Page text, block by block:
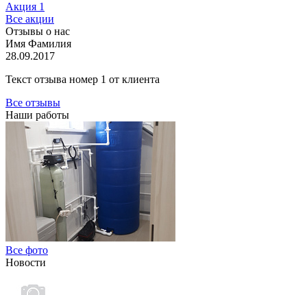
Акция 1
Все акции
Отзывы о нас
Имя Фамилия
28.09.2017
Текст отзыва номер 1 от клиента
Все отзывы
Наши работы
Все фото
Новости